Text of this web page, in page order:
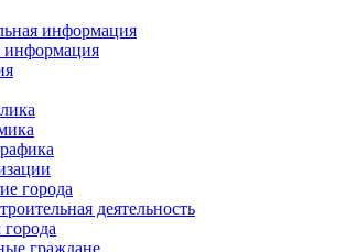
информация
города
деятельность
города
граждане